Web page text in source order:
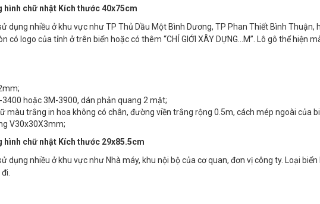
hình chữ nhật Kích thước 40x75cm
dụng nhiều ở khu vực như TP Thủ Dầu Một Bình Dương, TP Phan Thiết Bình Thuận,
có logo của tỉnh ở trên biển hoặc có thêm “CHỈ GIỚI XÂY DỰNG…M”. Lô gô thể hiện
hoặc 3M-3900, dán phản quang 2 mặt;
màu trắng in hoa không có chân, đường viền trắng rộng 0.5m, cách mép ngoài của
V30x30X3mm;
hình chữ nhật Kích thước 29x85.5cm
dụng nhiều ở khu vực như Nhà máy, khu nội bộ của cơ quan, đơn vị công ty. Loại